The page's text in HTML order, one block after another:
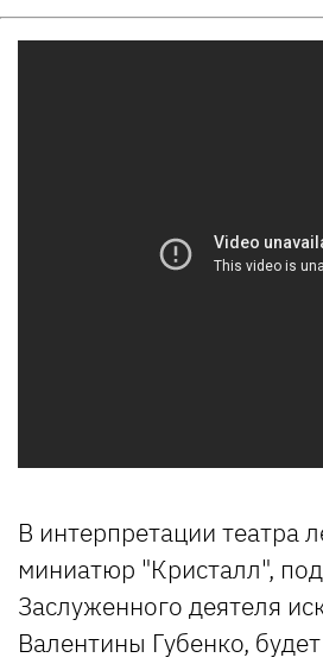
В интерпретации театра
миниатюр "Кристалл",
Заслуженного деятеля
Валентины Губенко,